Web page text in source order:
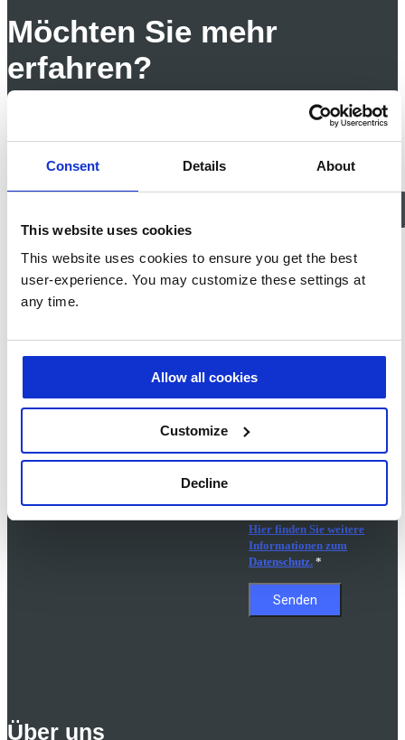
Consent Details About
This website uses cookies
This website uses cookies to ensure you get the best
user-experience. You may customize these settings at
any time.
Allow all cookies
Customize
Decline
Möchten Sie mehr
erfahren?
Wir beantworten gerne Ihre Fragen.
Ja, ich möchte
Informationen zu den
Produkten, News und Events,
ändern.
E-Mail-Benachrichtigungen
Zwecken erhalten.
eingegebenen persönlichen
Hier finden Sie weitere
Informationen zum
Datenschutz. *
Über uns